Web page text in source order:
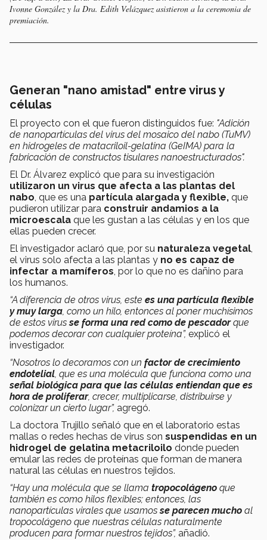
Ivonne González y la Dra. Edith Velázquez asistieron a la ceremonia de
premiación.
Generan "nano amistad" entre virus y
células
El proyecto con el que fueron distinguidos fue: "Adición
de nanopartículas del virus del mosaico del nabo (TuMV)
en hidrogeles de matacriloil-gelatina (GeIMA) para la
fabricación de constructos tisulares nanoestructurados".
El Dr. Álvarez explicó que para su investigación
utilizaron un virus que afecta a las plantas del
nabo, que es una partícula alargada y flexible, que
pudieron utilizar para construir andamios a la
microescala que les gustan a las células y en los que
ellas pueden crecer.
El investigador aclaró que, por su naturaleza vegetal,
el virus solo afecta a las plantas y no es capaz de
infectar a mamíferos, por lo que no es dañino para
los humanos.
“A diferencia de otros virus, este es una partícula flexible
y muy larga, como un hilo, entonces al poner muchísimos
de estos virusse forma una red como de pescadorque
podemos decorar con cualquier proteína”, explicó el
investigador.
“Nosotros lo decoramos con un factor de crecimiento
endotelial, que es una molécula que funciona como una
señal biológica para que las células entiendan que es
hora de proliferar, crecer, multiplicarse, distribuirse y
colonizar un cierto lugar”, agregó.
La doctora Trujillo señaló que en el laboratorio estas
mallas o redes hechas de virus son suspendidas en un
hidrogel de gelatina metacriloilo donde pueden
emular las redes de proteínas que forman de manera
natural las células en nuestros tejidos.
“Hay una molécula que se llama tropocolágeno que
también es como hilos flexibles; entonces, las
nanopartículas virales que usamosse parecen mucho al
tropocolágeno que nuestras células naturalmente
producen para formar nuestros tejidos”, añadió.